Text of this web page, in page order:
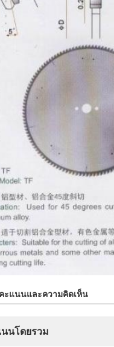
ะแนนและความคิดเห็น
นโดยรวม